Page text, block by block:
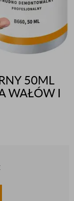
50ML
WAŁÓW I